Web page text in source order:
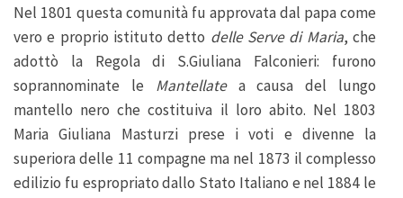
Nel 1801 questa comunità fu approvata dal papa come
vero e proprio istituto detto delle Serve di Maria, che
adottò la Regola di S.Giuliana Falconieri: furono
soprannominate le Mantellatea causa del lungo
mantello nero che costituiva il loro abito. Nel 1803
Maria Giuliana Masturzi prese i voti e divenne la
superiora delle 11 compagne ma nel 1873 il complesso
edilizio fu espropriato dallo Stato Italiano e nel 1884 le